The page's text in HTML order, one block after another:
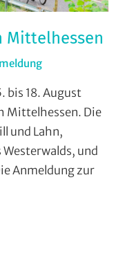
Mittelhessen
Formate
Radwandern
Wohin
am
Wochenende
bis 18. August
Mittelhessen. Die
und Lahn,
und
Anmeldung zur